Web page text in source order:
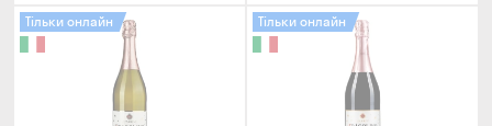
Тільки онлайн Тільки онлайн